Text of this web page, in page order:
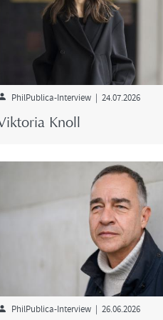
PhilPublica-​Interview | 24.07.2026
Knoll
PhilPublica-​Interview | 26.06.2026